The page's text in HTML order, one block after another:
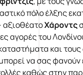
πόλο έλξης
αξιοθέατοΧάροντς
αγορές του
και τους
να σας
πολλές καθώς στην